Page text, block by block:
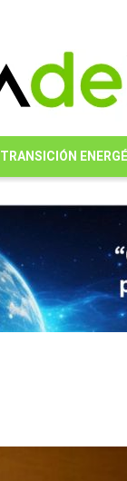
TRANSICIÓN